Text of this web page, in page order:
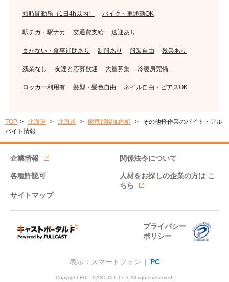
短時間勤務（1日4h以内） バイク・車通勤OK
駅チカ・駅ナカ 交通費支給 送迎あり
まかない・食事補助あり 制服あり 服装自由 残業あり
残業なし 友達と応募歓迎 大量募集 冷暖房完備
ロッカー利用有 髪型・髪色自由 ネイル自由・ピアスOK
TOP 北海道 北海道 雨竜郡幌加内町
その他軽作業のバイト・アル
バイト情報
企業情報 関係法令について
各種許認可 人材をお探しの企業の方は こ
ちら
サイトマップ
プライバシー
ポリシー
表示：スマートフォン | PC
Copyright FULLCAST CO.,LTD. All rights reserved.